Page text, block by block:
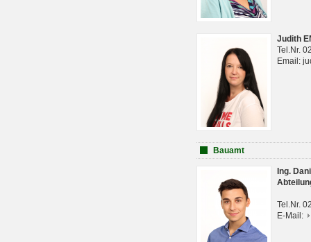
Judith
Tel.Nr.
Email:
Bauamt
Ing.
Tel.Nr.
E-Mail: